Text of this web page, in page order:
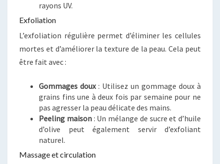
rayons UV.
Exfoliation
L’exfoliation régulière permet d’éliminer les cellules
mortes et d’améliorer la texture de la peau. Cela peut
être fait avec :
Gommages doux: Utilisez un gommage doux à
grains fins une à deux fois par semaine pour ne
pas agresser la peau délicate des mains.
Peeling maison: Un mélange de sucre et d’huile
d’olive peut également servir d’exfoliant
naturel.
Massage et circulation